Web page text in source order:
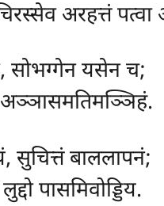
अरहत्तं
सोभग्गेन यसेन च;
अञ्ञासमतिमञ्ञिहं.
सुचित्तं बाललापनं;
पासमिवोड्डिय.